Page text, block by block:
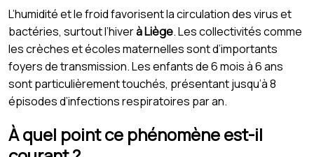
L’humidité et le froid favorisent la circulation des virus et
bactéries, surtout l’hiverà Liège. Les collectivités comme
les crèches et écoles maternelles sont d’importants
foyers de transmission. Les enfants de 6 mois à 6 ans
sont particulièrement touchés, présentant jusqu’à 8
épisodes d’infections respiratoires par an.
À quel point ce phénomène est-il